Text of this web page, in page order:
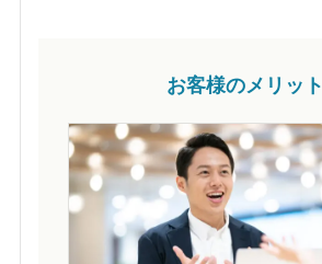
お客様のメリット